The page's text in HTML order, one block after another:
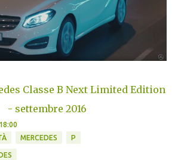
Classe B Next Limited Edition
- settembre 2016
18:00
MERCEDES P